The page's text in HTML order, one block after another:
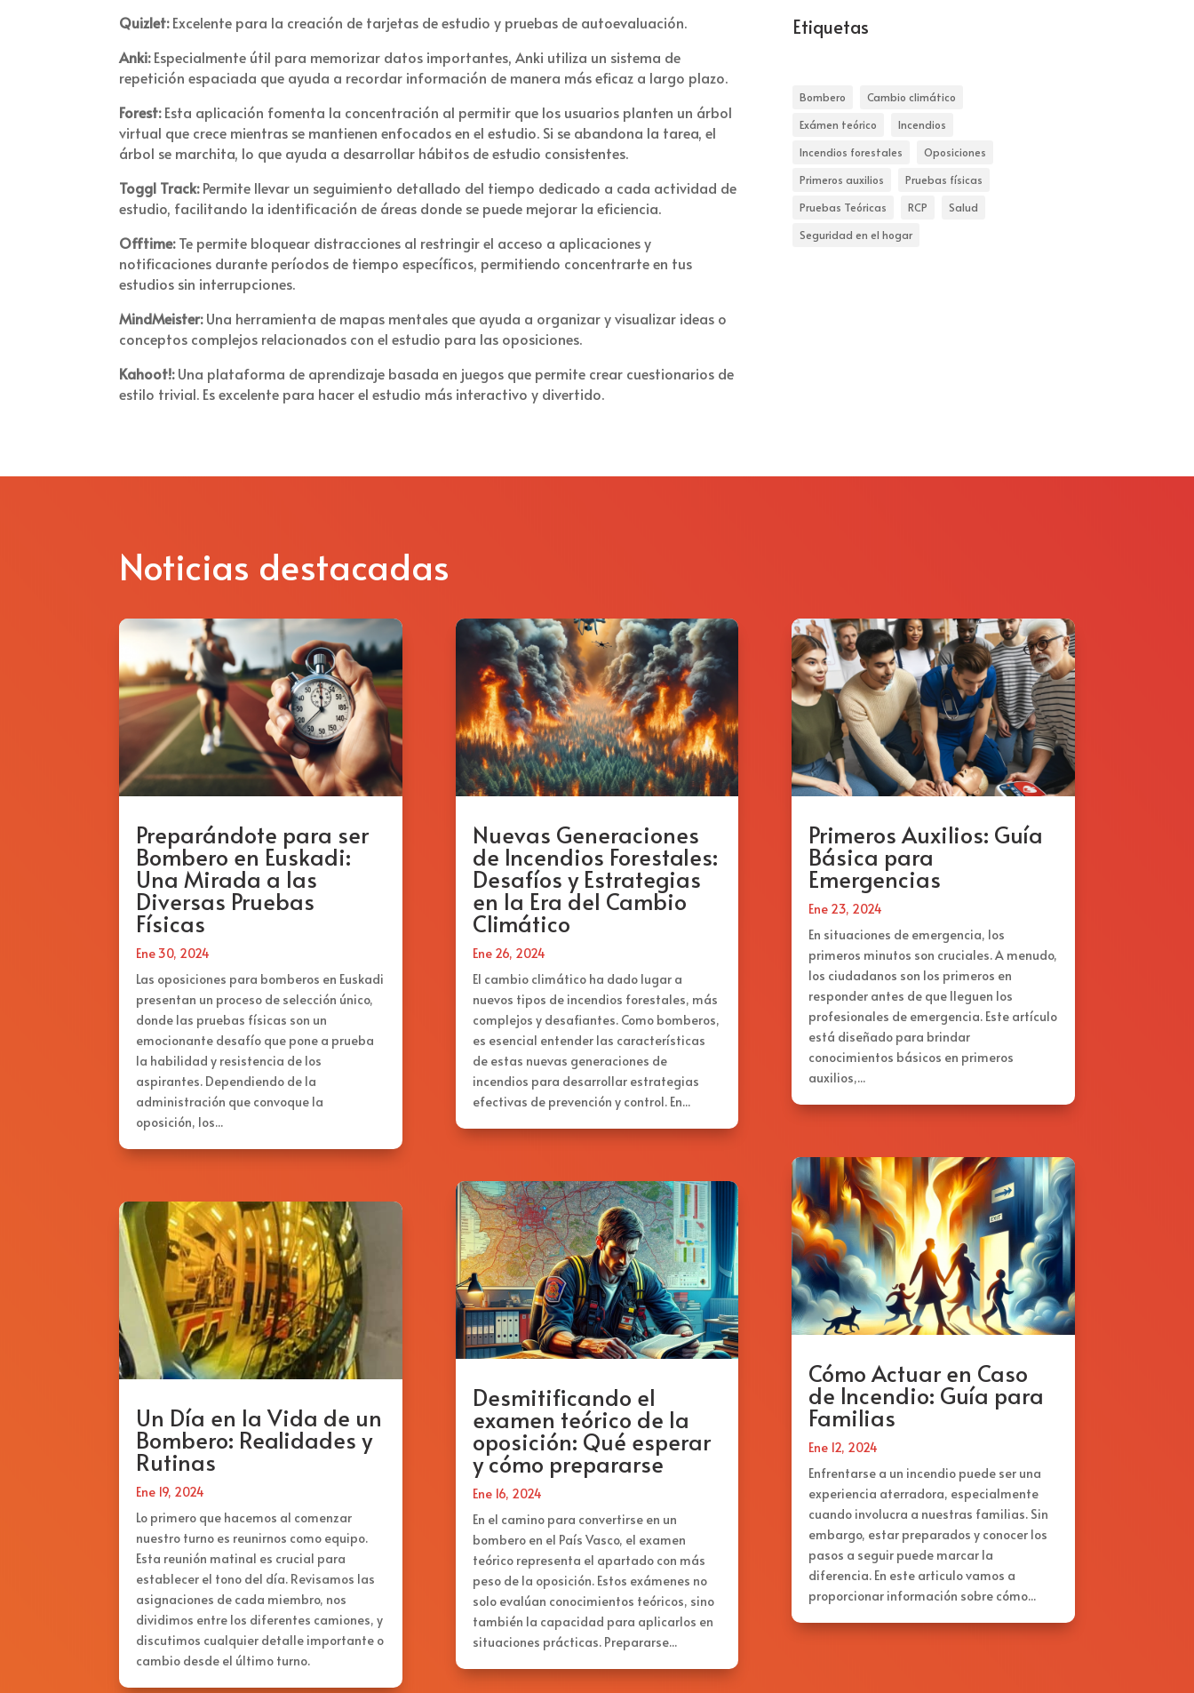
Quizlet:Excelente para la creación de tarjetas de estudio y pruebas de autoevaluación.
Anki:Especialmente útil para memorizar datos importantes, Anki utiliza un sistema de
repetición espaciada que ayuda a recordar información de manera más eficaz a largo plazo.
Forest:Esta aplicación fomenta la concentración al permitir que los usuarios planten un árbol
virtual que crece mientras se mantienen enfocados en el estudio. Si se abandona la tarea, el
árbol se marchita, lo que ayuda a desarrollar hábitos de estudio consistentes.
Toggl Track:Permite llevar un seguimiento detallado del tiempo dedicado a cada actividad de
estudio, facilitando la identificación de áreas donde se puede mejorar la eficiencia.
Offtime:Te permite bloquear distracciones al restringir el acceso a aplicaciones y
notificaciones durante períodos de tiempo específicos, permitiendo concentrarte en tus
estudios sin interrupciones.
MindMeister:Una herramienta de mapas mentales que ayuda a organizar y visualizar ideas o
conceptos complejos relacionados con el estudio para las oposiciones.
Kahoot!:Una plataforma de aprendizaje basada en juegos que permite crear cuestionarios de
estilo trivial. Es excelente para hacer el estudio más interactivo y divertido.
Etiquetas
Bombero
Cambio climático
Exámen teórico
Incendios
Incendios forestales
Oposiciones
Primeros auxilios
Pruebas físicas
Pruebas Teóricas
RCP
Salud
Seguridad en el hogar
Noticias destacadas
Preparándote para ser
Bombero en Euskadi:
Una Mirada a las
Diversas Pruebas
Físicas
Ene 30, 2024
Las oposiciones para bomberos en Euskadi
presentan un proceso de selección único,
donde las pruebas físicas son un
emocionante desafío que pone a prueba
la habilidad y resistencia de los
aspirantes. Dependiendo de la
administración que convoque la
oposición, los...
Un Día en la Vida de un
Bombero: Realidades y
Rutinas
Ene 19, 2024
Lo primero que hacemos al comenzar
nuestro turno es reunirnos como equipo.
Esta reunión matinal es crucial para
establecer el tono del día. Revisamos las
asignaciones de cada miembro, nos
dividimos entre los diferentes camiones, y
discutimos cualquier detalle importante o
cambio desde el último turno.
Nuevas Generaciones
de Incendios Forestales:
Desafíos y Estrategias
en la Era del Cambio
Climático
Ene 26, 2024
El cambio climático ha dado lugar a
nuevos tipos de incendios forestales, más
complejos y desafiantes. Como bomberos,
es esencial entender las características
de estas nuevas generaciones de
incendios para desarrollar estrategias
efectivas de prevención y control. En...
Desmitificando el
examen teórico de la
oposición: Qué esperar
y cómo prepararse
Ene 16, 2024
En el camino para convertirse en un
bombero en el País Vasco, el examen
teórico representa el apartado con más
peso de la oposición. Estos exámenes no
solo evalúan conocimientos teóricos, sino
también la capacidad para aplicarlos en
situaciones prácticas. Prepararse...
Primeros Auxilios: Guía
Básica para
Emergencias
Ene 23, 2024
En situaciones de emergencia, los
primeros minutos son cruciales. A menudo,
los ciudadanos son los primeros en
responder antes de que lleguen los
profesionales de emergencia. Este artículo
está diseñado para brindar
conocimientos básicos en primeros
auxilios,...
Cómo Actuar en Caso
de Incendio: Guía para
Familias
Ene 12, 2024
Enfrentarse a un incendio puede ser una
experiencia aterradora, especialmente
cuando involucra a nuestras familias. Sin
embargo, estar preparados y conocer los
pasos a seguir puede marcar la
diferencia. En este articulo vamos a
proporcionar información sobre cómo...